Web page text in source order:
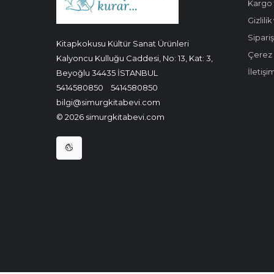
Kitapkokusu Kültür Sanat Ürünleri
Kalyoncu Kulluğu Caddesi, No: 13, Kat: 3,
Beyoğlu 34435 İSTANBUL
5414580850
5414580850
bilgi@simurgkitabevi.com
© 2026 simurgkitabevi.com
Kargo
Çerez